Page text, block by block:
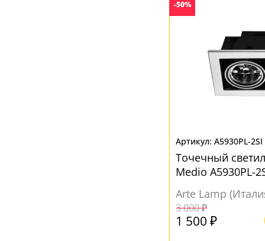
-50%
A5930PL-2SI
Точечный
Medio A5930PL-
Arte Lamp
3 000 ₽
1 500 ₽